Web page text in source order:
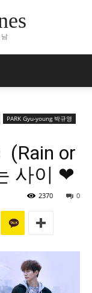
PARK Gyu-young 박규영
(Rain or
사이 ❤
0
2370